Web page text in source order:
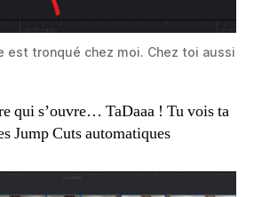
est tronqué chez moi. Chez toi aussi
qui s’ouvre… TaDaaa ! Tu vois ta
Jump Cuts automatiques